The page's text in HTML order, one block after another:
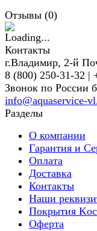
Отзывы (0)
Контакты
г.Владимир, 2-й
8 (800) 250-31-32 |
Звонок по России
info@aquaservice-
Разделы
О компании
Гарантия и
Оплата
Доставка
Контакты
Наши
Покрытия
Оферта